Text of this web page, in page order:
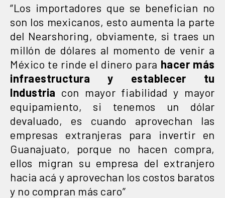
“Los importadores que se benefician no
son los mexicanos, esto aumenta la parte
del Nearshoring, obviamente, si traes un
millón de dólares al momento de venir a
México te rinde el dinero para hacer más
infraestructura y establecer tu
Industria con mayor fiabilidad y mayor
equipamiento, si tenemos un dólar
devaluado, es cuando aprovechan las
empresas extranjeras para invertir en
Guanajuato, porque no hacen compra,
ellos migran su empresa del extranjero
hacia acá y aprovechan los costos baratos
y no compran más caro”